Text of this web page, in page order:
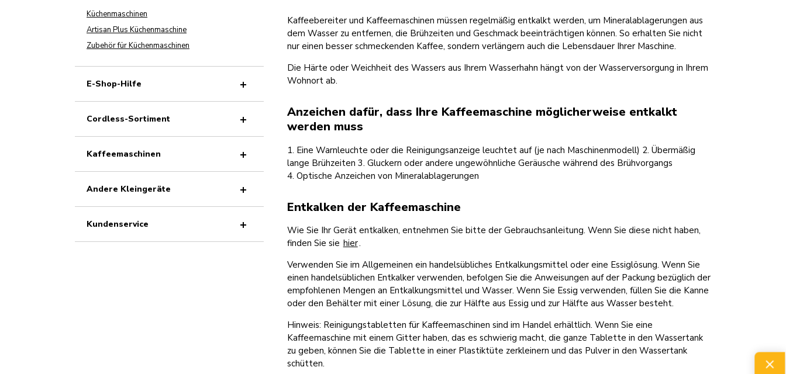
Kaffeebereiter und Kaffeemaschinen müssen regelmäßig entkalkt werden, um Mineralablagerungen aus
dem Wasser zu entfernen, die Brühzeiten und Geschmack beeinträchtigen können. So erhalten Sie nicht
nur einen besser schmeckenden Kaffee, sondern verlängern auch die Lebensdauer Ihrer Maschine.
Die Härte oder Weichheit des Wassers aus Ihrem Wasserhahn hängt von der Wasserversorgung in Ihrem
Wohnort ab.
Anzeichen dafür, dass Ihre Kaffeemaschine möglicherweise entkalkt
werden muss
1. Eine Warnleuchte oder die Reinigungsanzeige leuchtet auf (je nach Maschinenmodell) 2. Übermäßig
lange Brühzeiten 3. Gluckern oder andere ungewöhnliche Geräusche während des Brühvorgangs
4. Optische Anzeichen von Mineralablagerungen
Entkalken der Kaffeemaschine
Wie Sie Ihr Gerät entkalken, entnehmen Sie bitte der Gebrauchsanleitung. Wenn Sie diese nicht haben,
finden Sie sie hier.
Verwenden Sie im Allgemeinen ein handelsübliches Entkalkungsmittel oder eine Essiglösung. Wenn Sie
einen handelsüblichen Entkalker verwenden, befolgen Sie die Anweisungen auf der Packung bezüglich der
empfohlenen Mengen an Entkalkungsmittel und Wasser. Wenn Sie Essig verwenden, füllen Sie die Kanne
oder den Behälter mit einer Lösung, die zur Hälfte aus Essig und zur Hälfte aus Wasser besteht.
Hinweis: Reinigungstabletten für Kaffeemaschinen sind im Handel erhältlich. Wenn Sie eine
Kaffeemaschine mit einem Gitter haben, das es schwierig macht, die ganze Tablette in den Wassertank
zu geben, können Sie die Tablette in einer Plastiktüte zerkleinern und das Pulver in den Wassertank
schütten.
Küchenmaschinen
Artisan Plus Küchenmaschine
Zubehör für Küchenmaschinen
E-Shop-Hilfe
Cordless-Sortiment
Kaffeemaschinen
Andere Kleingeräte
Kundenservice